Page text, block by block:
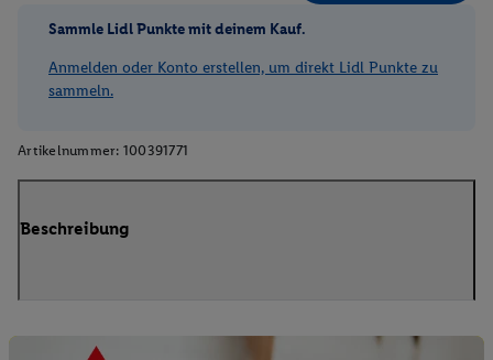
Sammle Lidl Punkte mit deinem Kauf.
Anmelden oder Konto erstellen, um direkt Lidl Punkte zu
sammeln.
Artikelnummer: 100391771
Beschreibung